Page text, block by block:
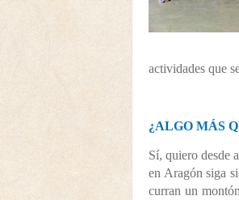
actividades que
¿ALGO MÁS
Sí, quiero desde
en Aragón siga
curran un